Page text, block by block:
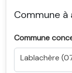
Commune à
Commune
Lablachère